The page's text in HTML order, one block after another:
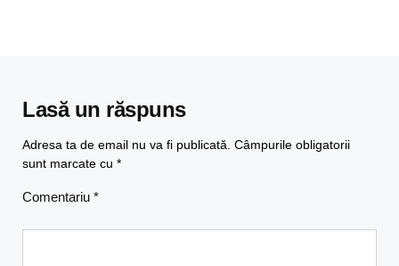
Lasă un răspuns
Adresa ta de email nu va fi publicată. Câmpurile obligatorii
sunt marcate cu *
Comentariu *